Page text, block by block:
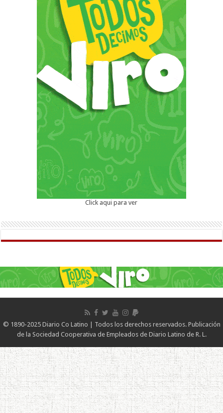
Click aqui para ver
© 1890-2025 Diario Co Latino | Todos los derechos reservados. Publicación
de la Sociedad Cooperativa de Empleados de Diario Latino de R. L.